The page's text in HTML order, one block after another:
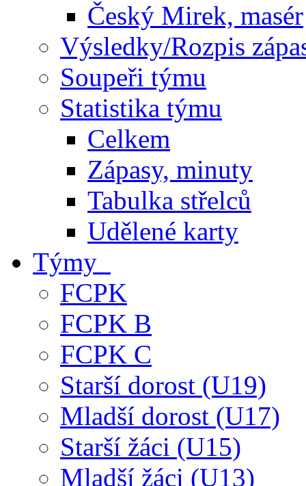
Český Mirek, masér
Výsledky/Rozpis
Soupeři týmu
Statistika týmu
Celkem
Zápasy, minuty
Tabulka střelců
Udělené karty
Týmy
FCPK
FCPK B
FCPK C
Starší dorost (U19)
Mladší dorost (U17)
Starší žáci (U15)
Mladší žáci (U13)